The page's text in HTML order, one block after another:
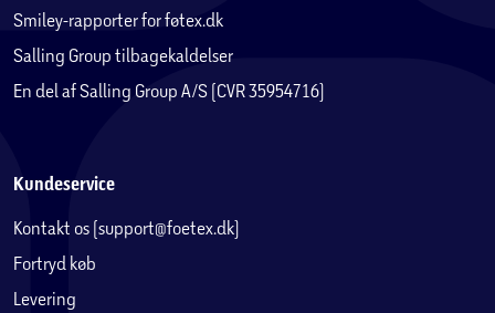
Smiley-rapporter for føtex.dk
Salling Group tilbagekaldelser
En del af Salling Group A/S (CVR 35954716)
Kundeservice
Kontakt os (support@foetex.dk)
Fortryd køb
Levering